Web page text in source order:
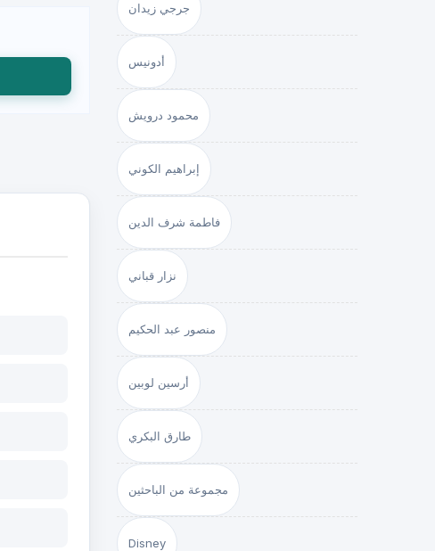
جرجي زيدان
أدونيس
محمود درويش
إبراهيم الكوني
فاطمة شرف الدين
نزار قباني
منصور عبد الحكيم
أرسين لوبين
طارق البكري
مجموعة من الباحثين
Disney